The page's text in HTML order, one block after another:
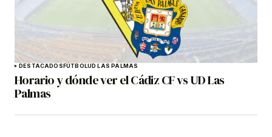
DESTACADOSFÚTBOLUD LAS PALMAS
Horario y dónde ver el Cádiz CF vs UD Las
Palmas